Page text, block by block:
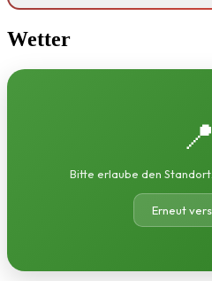
Wetter
📍
Bitte erlaube den
Erneut